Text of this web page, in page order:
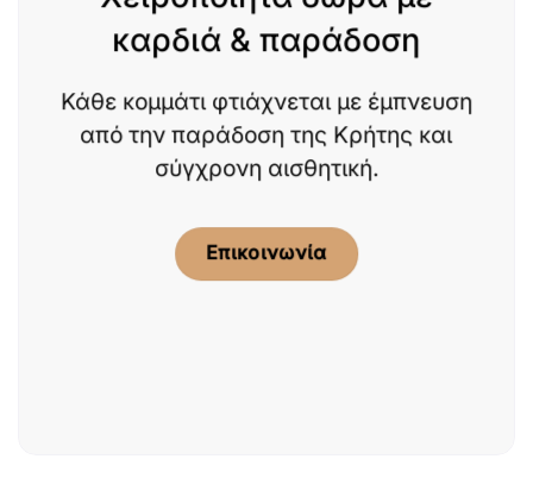
καρδιά & παράδοση
Κάθε κομμάτι φτιάχνεται με έμπνευση
από την παράδοση της Κρήτης και
σύγχρονη αισθητική.
Επικοινωνία